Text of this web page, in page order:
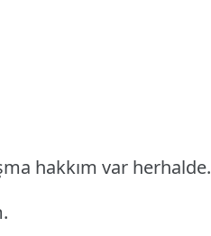
hakkım var herhalde.